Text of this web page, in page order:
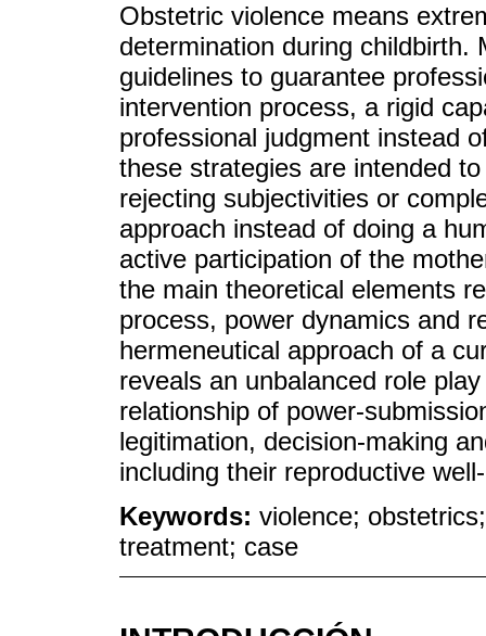
Obstetric violence means
determination during childbirth.
guidelines to guarantee
intervention process, a rigid
professional judgment instead
these strategies are intended
rejecting subjectivities or
approach instead of doing a
active participation of the
the main theoretical elements
process, power dynamics and
hermeneutical approach of a
reveals an unbalanced role
relationship of power-
legitimation, decision-making
including their reproductive
Keywords: violence;
treatment; case